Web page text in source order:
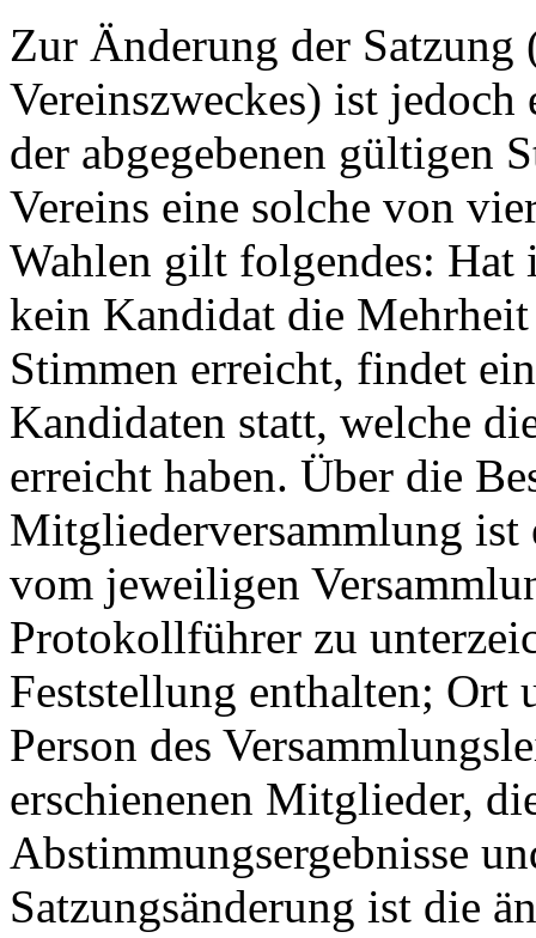
Zur Änderung der Satzung
Vereinszweckes) ist
der abgegebenen gültigen
Vereins eine solche von
Wahlen gilt folgendes: Hat
kein Kandidat die
Stimmen erreicht, findet
Kandidaten statt, welche
erreicht haben. Über die
Mitgliederversammlung ist
vom jeweiligen
Protokollführer zu
Feststellung enthalten; Ort
Person des
erschienenen Mitglieder,
Abstimmungsergebnisse
Satzungsänderung ist die